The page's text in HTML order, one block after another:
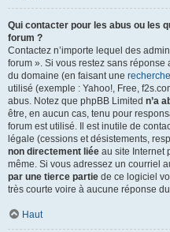
Qui contacter pour les abus ou les
forum ?
Contactez n’importe lequel des
forum ». Si vous restez sans
du domaine (en faisant une
utilisé (exemple : Yahoo!, Free,
abus. Notez que phpBB Limited n’a
être, en aucun cas, tenu pour
forum est utilisé. Il est inutile de
légale (cessions et désistements,
non directement liée au site Internet
même. Si vous adressez un courriel
par une tierce partie de ce logiciel
très courte voire à aucune réponse
Haut